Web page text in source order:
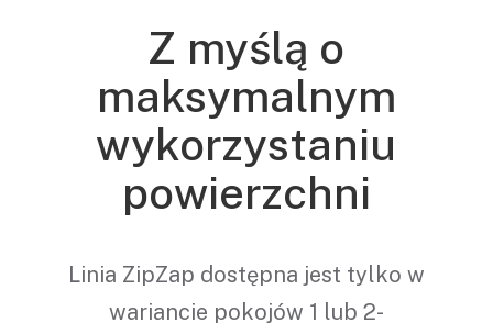
Z myślą o
maksymalnym
wykorzystaniu
powierzchni
Linia ZipZap dostępna jest tylko w
wariancie pokojów 1 lub 2-